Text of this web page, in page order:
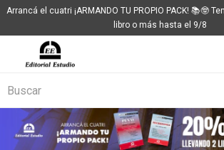
Arrancá el cuatri ¡ARMANDO TU PROPIO PACK! 📚🤓
libro o más hasta el 9/8